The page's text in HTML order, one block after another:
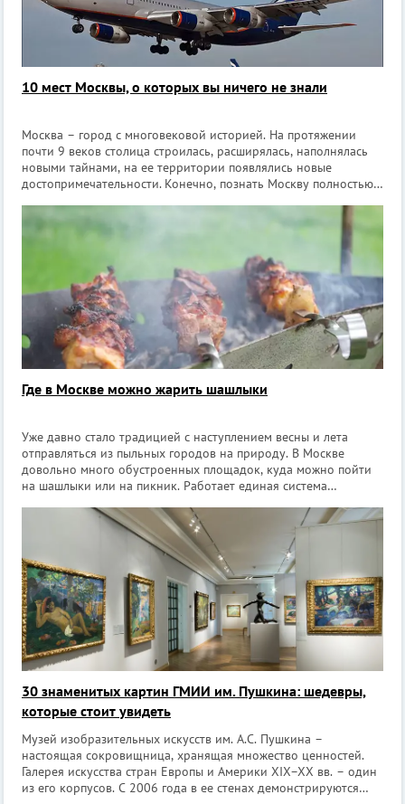
10 мест Москвы, о которых вы ничего не знали
Москва – город с многовековой историей. На протяжении
почти 9 веков столица строилась, расширялась, наполнялась
новыми тайнами, на ее территории появлялись новые
достопримечательности. Конечно, познать Москву полностью,
не знают всех интере
Где в Москве можно жарить шашлыки
Уже давно стало традицией с наступлением весны и лета
отправляться из пыльных городов на природу. В Москве
довольно много обустроенных площадок, куда можно пойти
на шашлыки или на пикник. Работает единая система
многие ранее бесплатные площадки те
30 знаменитых картин ГМИИ им. Пушкина: шедевры,
которые стоит увидеть
Музей изобразительных искусств им. А.С. Пушкина –
настоящая сокровищница, хранящая множество ценностей.
Галерея искусства стран Европы и Америки XIX–XX вв. – один
из его корпусов. С 2006 года в ее стенах демонстрируются